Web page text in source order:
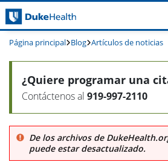
Saltar navegación
Página principal Blog Artículos de noticias
De los archivos de
puede estar desactualizado.
¿Quiere programar una
Contáctenos al 919-997-2110